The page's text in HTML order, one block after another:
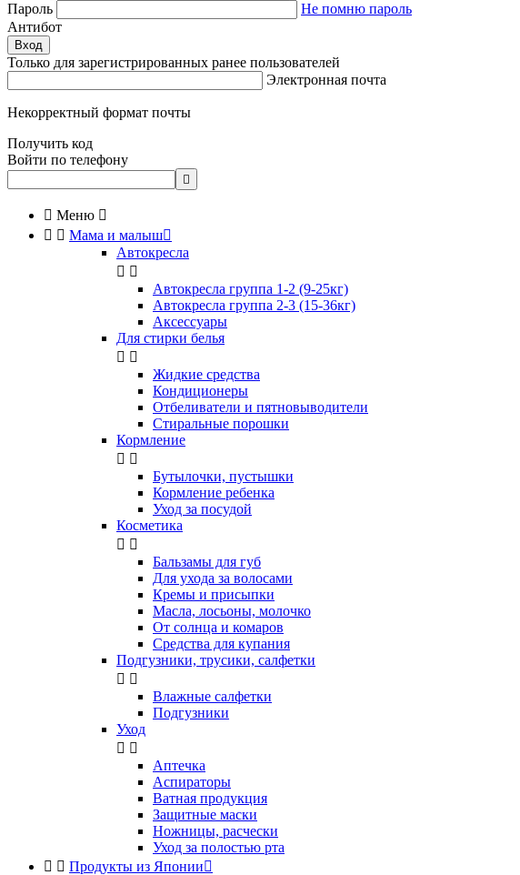
Пароль
Не помню пароль
Антибот
Вход
Только для зарегистрированных ранее пользователей
Электронная почта
Некорректный формат почты
Получить код
Войти по телефону

 Меню 
  Мама и малыш
Автокресла
 
Автокресла группа 1-2 (9-25кг)
Автокресла группа 2-3 (15-36кг)
Аксессуары
Для стирки белья
 
Жидкие средства
Кондиционеры
Отбеливатели и пятновыводители
Стиральные порошки
Кормление
 
Бутылочки, пустышки
Кормление ребенка
Уход за посудой
Косметика
 
Бальзамы для губ
Для ухода за волосами
Кремы и присыпки
Масла, лосьоны, молочко
От солнца и комаров
Средства для купания
Подгузники, трусики, салфетки
 
Влажные салфетки
Подгузники
Уход
 
Аптечка
Аспираторы
Ватная продукция
Защитные маски
Ножницы, расчески
Уход за полостью рта
  Продукты из Японии